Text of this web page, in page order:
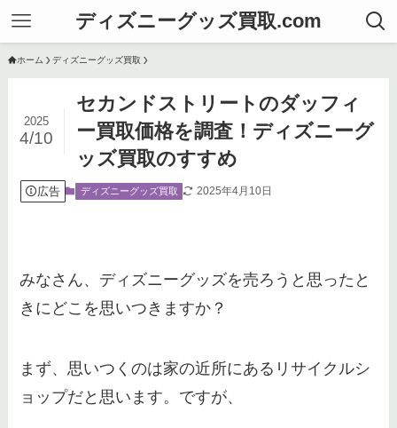
ディズニーグッズ買取.com
ホーム ディズニーグッズ買取
セカンドストリートのダッフィ
ー買取価格を調査！ディズニーグ
ッズ買取のすすめ
2025
4/10
広告 ディズニーグッズ買取 2025年4月10日
みなさん、ディズニーグッズを売ろうと思ったと
きにどこを思いつきますか？
まず、思いつくのは家の近所にあるリサイクルシ
ョップだと思います。ですが、